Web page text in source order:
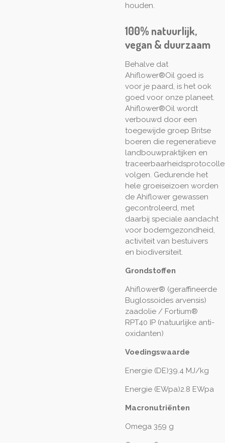
houden.
100% natuurlijk,
vegan & duurzaam
Behalve dat
Ahiflower®Oil goed is
voor je paard, is het ook
goed voor onze planeet.
Ahiflower®Oil wordt
verbouwd door een
toegewijde groep Britse
boeren die regeneratieve
landbouwpraktijken en
volgen. Gedurende het
hele groeiseizoen worden
de Ahiflower gewassen
gecontroleerd, met
daarbij speciale aandacht
voor bodemgezondheid,
activiteit van bestuivers
en biodiversiteit.
Grondstoffen
Ahiflower® (geraffineerde
Buglossoides arvensis)
zaadolie / Fortium®
RPT40 IP (natuurlijke anti-
oxidanten)
Voedingswaarde
Energie (DE)39.4 MJ/kg
Energie (EWpa)2.8 EWpa
Macronutriënten
Omega 359 g